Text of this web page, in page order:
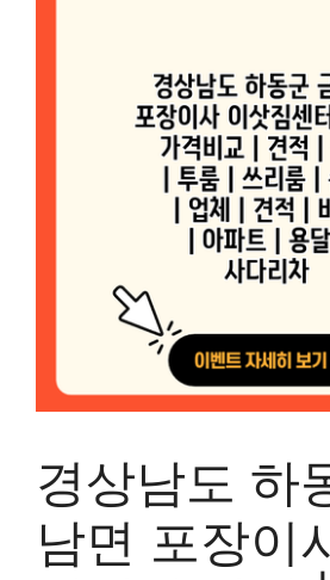
경상남도 하
남면 포장이